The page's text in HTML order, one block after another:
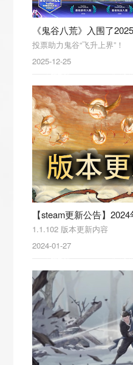
《鬼谷八荒》入围了
投票助力鬼谷“飞升上界”！
2025-12-25
【steam更新公告】
1.1.102 版本更新内容
2024-01-27